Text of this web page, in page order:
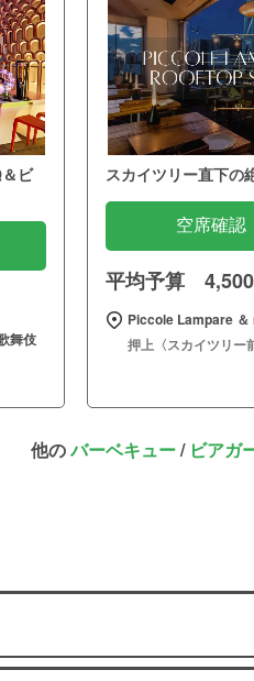
ビ
舞伎
スカイツリー直下の
空席確認
平均予算
Piccole Lampare
押上〈スカイツリー
他のバーベキュー/ ビアガ